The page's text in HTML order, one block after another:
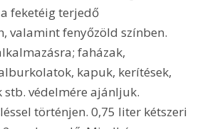
feketéig terjedő
valamint fenyőzöld színben.
faházak,
kapuk, kerítések,
stb. védelmére ajánljuk.
történjen. 0,75 liter kétszeri